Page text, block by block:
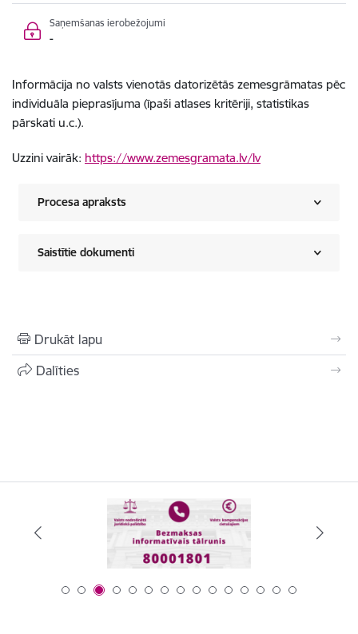
Saņemšanas ierobežojumi
-
Informācija no valsts vienotās datorizētās zemesgrāmatas pēc
individuāla pieprasījuma (īpaši atlases kritēriji, statistikas
pārskati u.c.).
Uzzini vairāk: https://www.zemesgramata.lv/lv
Procesa apraksts
Saistītie dokumenti
Drukāt lapu
Dalīties